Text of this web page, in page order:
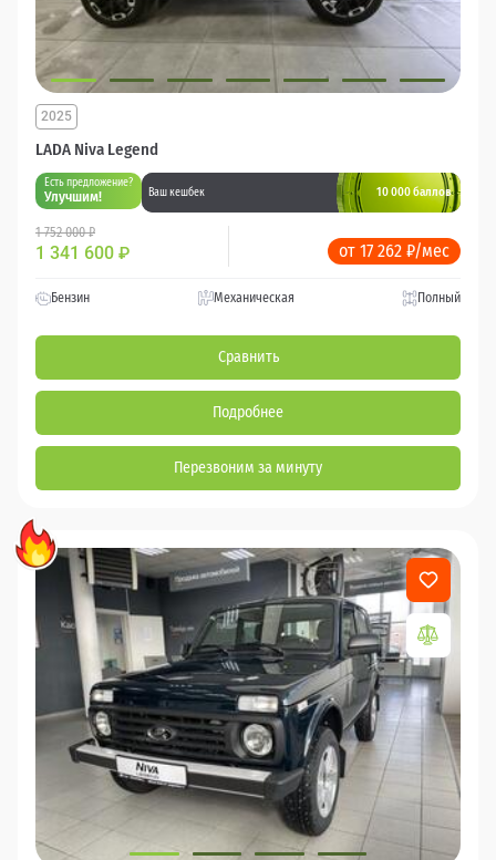
LADA Niva Legend
2025
Есть предложение?
Улучшим! Ваш кешбек 10 000 баллов
1 752 000 ₽
1 341 600 ₽ от 17 262 ₽/мес
Бензин Механическая Полный
Сравнить
Подробнее
Перезвоним за минуту